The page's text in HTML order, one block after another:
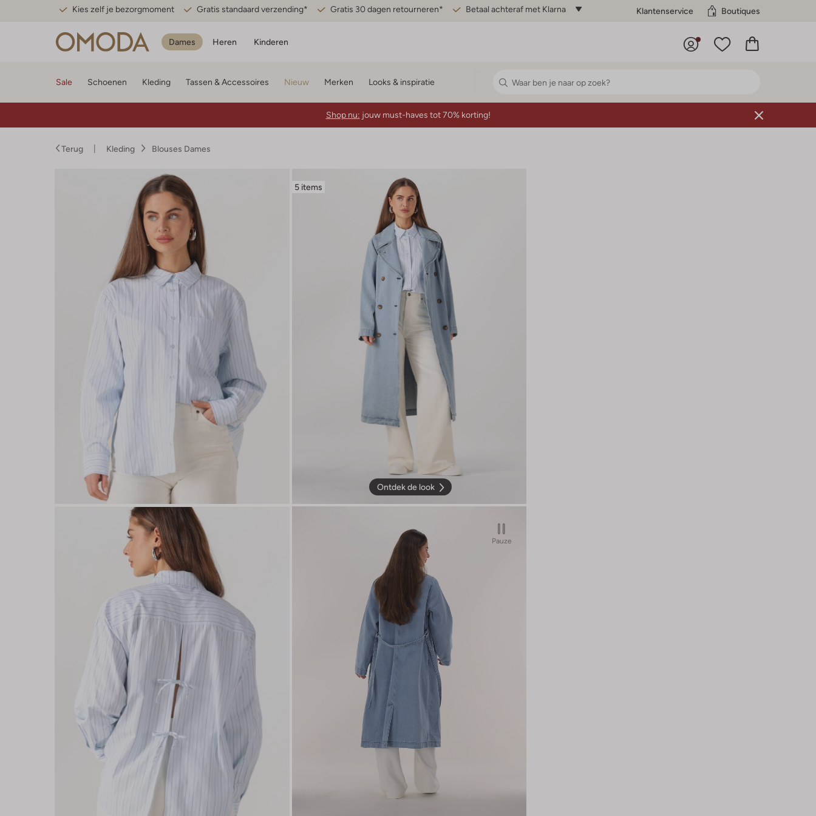
Kies zelf je bezorgmoment Gratis standaard verzending* Gratis 30 dagen retourneren* Betaal achteraf met Klarna Klantenservice Boutiques
Dames Heren Kinderen
Sale Schoenen Kleding Tassen & Accessoires Nieuw Merken Looks & inspiratie
Shop nu: jouw must-haves tot 70% korting!
Terug Kleding Blouses Dames
5 items
Ontdek de look
Pauze